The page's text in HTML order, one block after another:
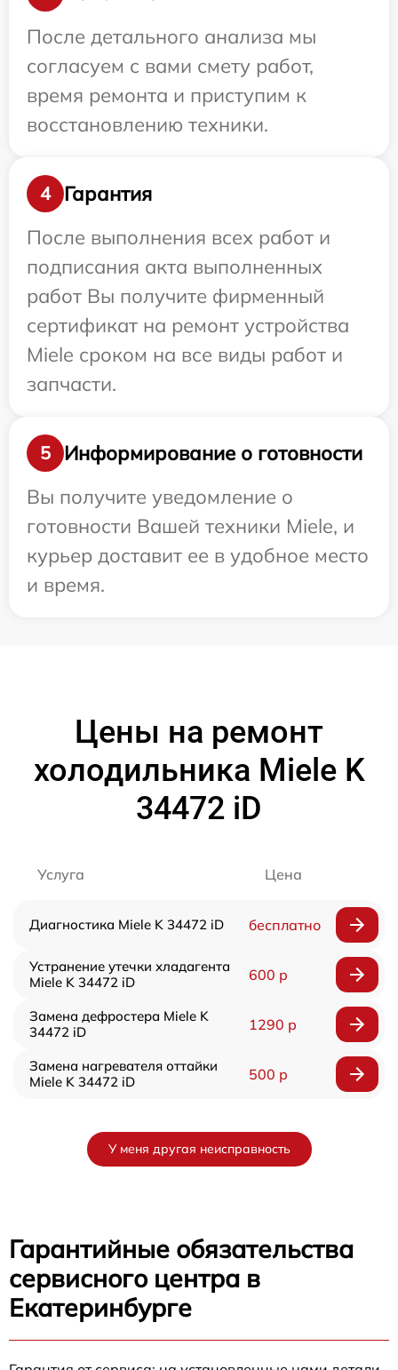
После детального анализа мы
согласуем с вами смету работ,
время ремонта и приступим к
восстановлению техники.
4
Гарантия
После выполнения всех работ и
подписания акта выполненных
работ Вы получите фирменный
сертификат на ремонт устройства
Miele сроком на все виды работ и
запчасти.
5
Информирование о готовности
Вы получите уведомление о
готовности Вашей техники Miele, и
курьер доставит ее в удобное место
и время.
Цены на ремонт
холодильника Miele K
34472 iD
Услуга Цена
Диагностика Miele K 34472 iD бесплатно
Устранение утечки хладагента
Miele K 34472 iD
600 р
Замена дефростера Miele K
34472 iD
1290 р
Замена нагревателя оттайки
Miele K 34472 iD
500 р
У меня другая неисправность
Гарантийные обязательства
сервисного центра в
Екатеринбурге